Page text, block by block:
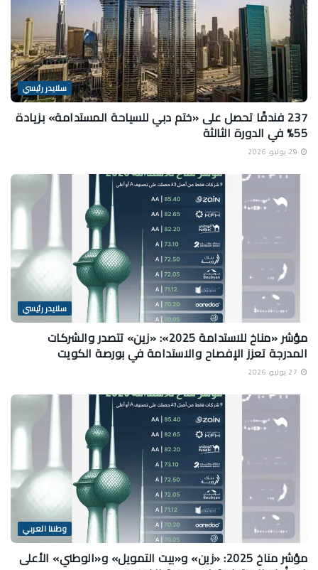
سلايدر رئيسي
237 فندقًا تحصل على «ختم دبي للسياحة المستدامة» بزيادة
55% في الدورة الثالثة
سلايدر رئيسي
مؤشر «مناخ للاستدامة 2025»: «زين» تتصدر والشركات
المدرجة تعزز الإفصاح والاستدامة في بورصة الكويت
وطننا العربي
مؤشر مناخ 2025: «زين» و«بيت التمويل» و«الوطني» الأعلى